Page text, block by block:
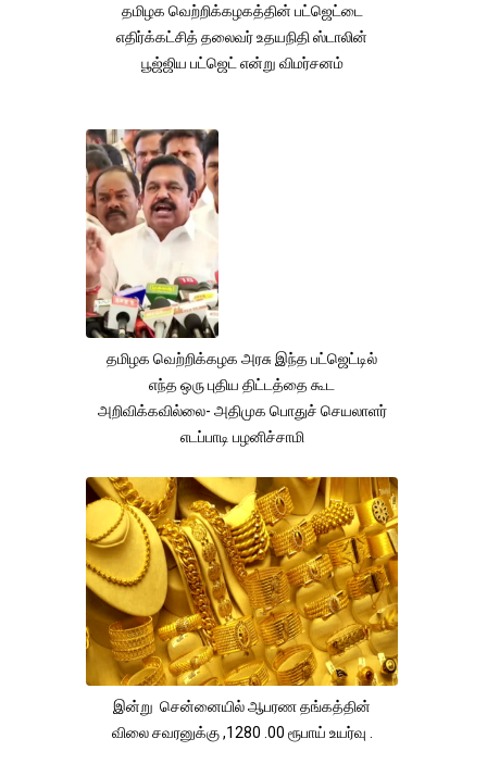
தமிழக வெற்றிக்கழகத்தின் பட்ஜெட்டை
எதிர்க்கட்சித் தலைவர் உதயநிதி ஸ்டாலின்
பூஜ்ஜிய பட்ஜெட் என்று விமர்சனம்
தமிழக வெற்றிக்கழக அரசு இந்த பட்ஜெட்டில்
எந்த ஒரு புதிய திட்டத்தை கூட
அறிவிக்கவில்லை- அதிமுக பொதுச் செயலாளர்
எடப்பாடி பழனிச்சாமி
இன்று சென்னையில் ஆபரண தங்கத்தின்
விலை சவரனுக்கு ,1280 .00 ரூபாய் உயர்வு .